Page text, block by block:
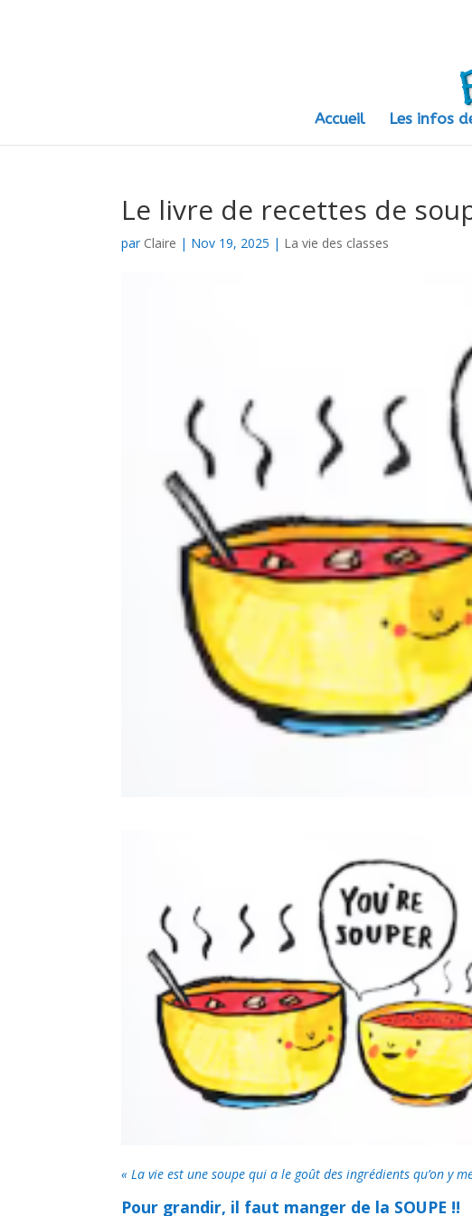
Accueil Les infos
Le livre de recettes de
par Claire | Nov 19, 2025 | La vie des classes
« La vie est une soupe qui a le goût des ingrédients qu’on y
Pour grandir, il faut manger de la SOUPE !!